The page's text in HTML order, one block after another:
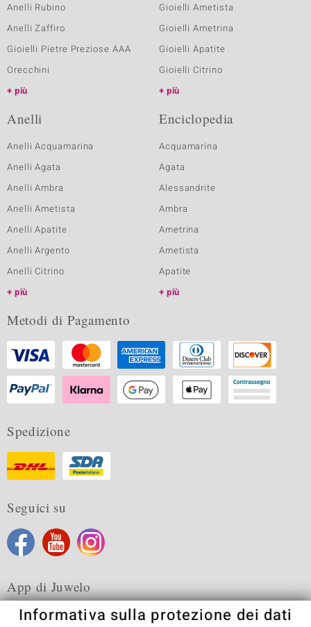
Anelli Rubino
Anelli Zaffiro
Gioielli Pietre Preziose AAA
Orecchini
più
Gioielli Ametista
Gioielli Ametrina
Gioielli Apatite
Gioielli Citrino
più
Anelli
Anelli Acquamarina
Anelli Agata
Anelli Ambra
Anelli Ametista
Anelli Apatite
Anelli Argento
Anelli Citrino
più
Enciclopedia
Acquamarina
Agata
Alessandrite
Ambra
Ametrina
Ametista
Apatite
più
Metodi di Pagamento
Spedizione
Seguici su
App di Juwelo
Informativa sulla protezione dei dati